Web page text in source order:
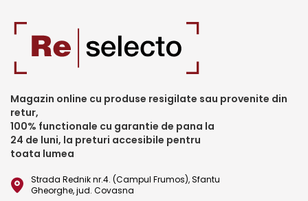
Magazin online cu produse resigilate sau provenite din
retur,
100% functionale cu garantie de pana la
24 de luni, la preturi accesibile pentru
toata lumea
Strada Rednik nr.4. (Campul Frumos), Sfantu
Gheorghe, jud. Covasna